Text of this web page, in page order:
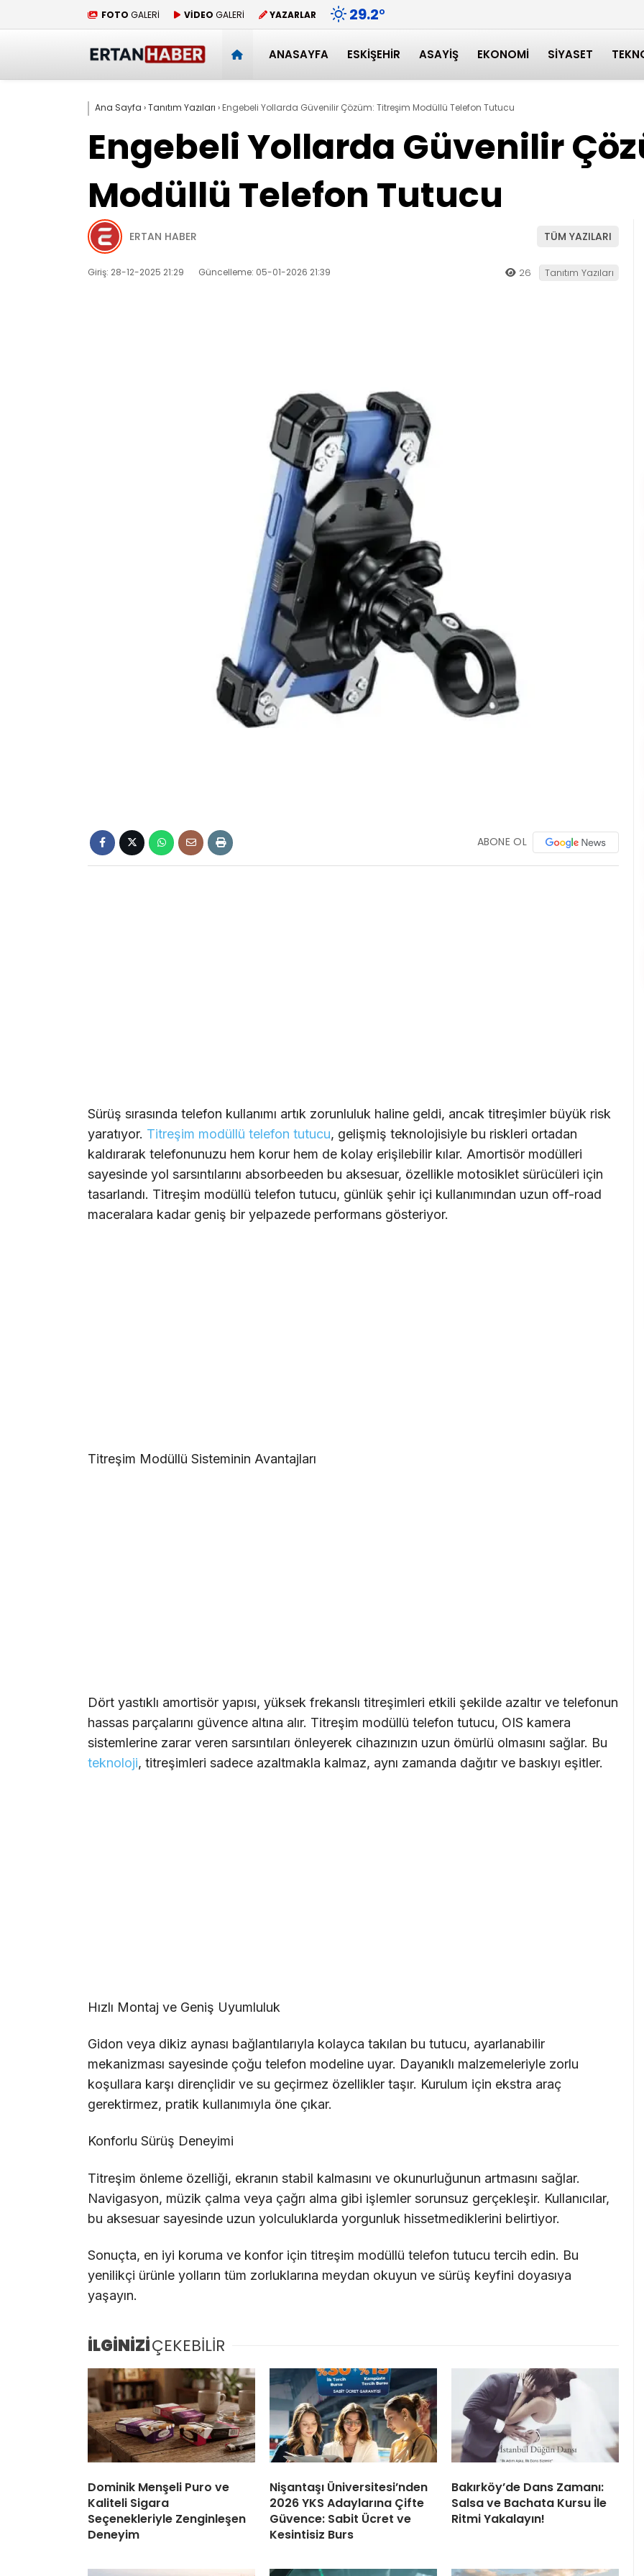
FOTO GALERİ VİDEO GALERİ YAZARLAR 29.2°
ANASAYFA ESKIŞEHIR ASAYIŞ EKONOMI SIYASET
Ana Sayfa ›Tanıtım Yazıları › Engebeli Yollarda Güvenilir Çözüm: Titreşim Modüllü Telefon Tutucu
Engebeli Yollarda Güvenilir
Modüllü Telefon Tutucu
ERTAN HABER TÜM YAZILARI
Giriş: 28-12-2025 21:29 Güncelleme: 05-01-2026 21:39 26 Tanıtım Yazıları
ABONE OL
Sürüş sırasında telefon kullanımı artık zorunluluk haline geldi, ancak titreşimler büyük risk
yaratıyor. Titreşim modüllü telefon tutucu, gelişmiş teknolojisiyle bu riskleri ortadan
kaldırarak telefonunuzu hem korur hem de kolay erişilebilir kılar. Amortisör modülleri
sayesinde yol sarsıntılarını absorbeeden bu aksesuar, özellikle motosiklet sürücüleri için
tasarlandı. Titreşim modüllü telefon tutucu, günlük şehir içi kullanımından uzun off-road
maceralara kadar geniş bir yelpazede performans gösteriyor.
Titreşim Modüllü Sisteminin Avantajları
Dört yastıklı amortisör yapısı, yüksek frekanslı titreşimleri etkili şekilde azaltır ve telefonun
hassas parçalarını güvence altına alır. Titreşim modüllü telefon tutucu, OIS kamera
sistemlerine zarar veren sarsıntıları önleyerek cihazınızın uzun ömürlü olmasını sağlar. Bu
teknoloji, titreşimleri sadece azaltmakla kalmaz, aynı zamanda dağıtır ve baskıyı eşitler.
Hızlı Montaj ve Geniş Uyumluluk
Gidon veya dikiz aynası bağlantılarıyla kolayca takılan bu tutucu, ayarlanabilir
mekanizması sayesinde çoğu telefon modeline uyar. Dayanıklı malzemeleriyle zorlu
koşullara karşı dirençlidir ve su geçirmez özellikler taşır. Kurulum için ekstra araç
gerektirmez, pratik kullanımıyla öne çıkar.
Konforlu Sürüş Deneyimi
Titreşim önleme özelliği, ekranın stabil kalmasını ve okunurluğunun artmasını sağlar.
Navigasyon, müzik çalma veya çağrı alma gibi işlemler sorunsuz gerçekleşir. Kullanıcılar,
bu aksesuar sayesinde uzun yolculuklarda yorgunluk hissetmediklerini belirtiyor.
Sonuçta, en iyi koruma ve konfor için titreşim modüllü telefon tutucu tercih edin. Bu
yenilikçi ürünle yolların tüm zorluklarına meydan okuyun ve sürüş keyfini doyasıya
yaşayın.
İLGİNİZİÇEKEBİLİR
Dominik Menşeli Puro ve
Kaliteli Sigara
Seçenekleriyle Zenginleşen
Deneyim
Nişantaşı Üniversitesi’nden
2026 YKS Adaylarına Çifte
Güvence: Sabit Ücret ve
Kesintisiz Burs
Bakırköy’de Dans Zamanı:
Salsa ve Bachata Kursu İle
Ritmi Yakalayın!